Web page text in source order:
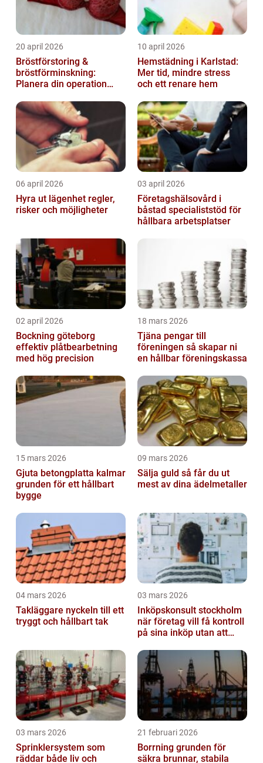
20 april 2026
Bröstförstoring &
bröstförminskning:
Planera din operation
10 april 2026
Hemstädning i Karlstad:
Mer tid, mindre stress
och ett renare hem
06 april 2026
Hyra ut lägenhet regler,
risker och möjligheter
03 april 2026
Företagshälsovård i
båstad specialiststöd för
hållbara arbetsplatser
02 april 2026
Bockning göteborg
effektiv plåtbearbetning
med hög precision
18 mars 2026
Tjäna pengar till
föreningen så skapar ni
en hållbar föreningskassa
15 mars 2026
Gjuta betongplatta kalmar
grunden för ett hållbart
bygge
09 mars 2026
Sälja guld så får du ut
mest av dina ädelmetaller
04 mars 2026
Takläggare nyckeln till ett
tryggt och hållbart tak
03 mars 2026
Inköpskonsult stockholm
när företag vill få kontroll
på sina inköp utan att
03 mars 2026
Sprinklersystem som
räddar både liv och
21 februari 2026
Borrning grunden för
säkra brunnar, stabila